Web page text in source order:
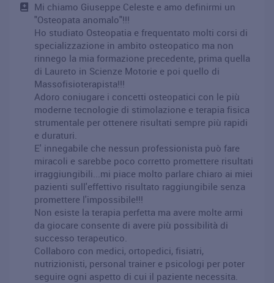
Mi chiamo Giuseppe Celeste e amo definirmi un
"Osteopata anomalo"!!!
Ho studiato Osteopatia e frequentato molti corsi di
specializzazione in ambito osteopatico ma non
rinnego la mia formazione precedente, prima quella
di Laureto in Scienze Motorie e poi quello di
Massofisioterapista!!!
Adoro coniugare i concetti osteopatici con le più
moderne tecnologie di stimolazione e terapia fisica
strumentale per ottenere risultati sempre più rapidi
e duraturi.
E' innegabile che nessun professionista può fare
miracoli e sarebbe poco corretto promettere risultati
irraggiungibili...mi piace molto parlare chiaro ai miei
pazienti sull'effettivo risultato raggiungibile senza
promettere l'impossibile!!!
Non esiste la terapia perfetta ma avere molte armi
da giocare consente di avere più possibilità di
successo terapeutico.
Collaboro con medici, ortopedici, fisiatri,
nutrizionisti, personal trainer e psicologi per poter
seguire ogni aspetto di cui il paziente necessita.